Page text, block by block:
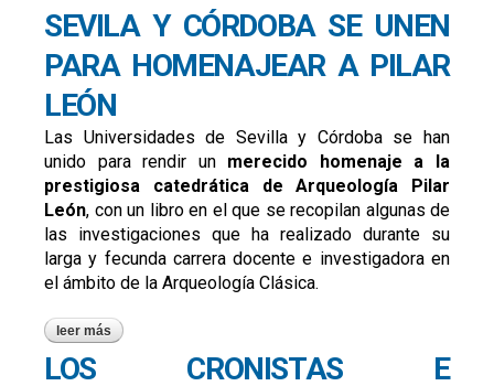
SEVILA Y CÓRDOBA SE UNEN
PARA HOMENAJEAR A PILAR
LEÓN
Las Universidades de Sevilla y Córdoba se han
unido para rendir un merecido homenaje a la
prestigiosa catedrática de Arqueología Pilar
León, con un libro en el que se recopilan algunas de
las investigaciones que ha realizado durante su
larga y fecunda carrera docente e investigadora en
el ámbito de la Arqueología Clásica.
leer más sobre las universidades de sevila y córdoba se unen para
homenajear a pilar león
LOS CRONISTAS E